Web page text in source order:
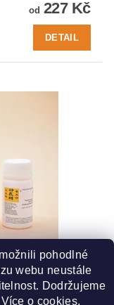
od 227 Kč
DETAIL
od227 Kč
pohodlné
webu neustále
Dodržujeme
Více o cookies,